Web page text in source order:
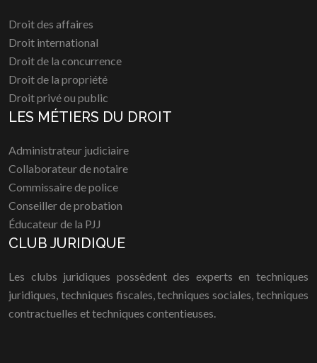
Droit des affaires
Droit international
Droit de la concurrence
Droit de la propriété
Droit privé ou public
LES MÉTIERS DU DROIT
Administrateur judiciaire
Collaborateur de notaire
Commissaire de police
Conseiller de probation
Éducateur de la PJJ
CLUB JURIDIQUE
Les clubs juridiques possèdent des experts en techniques
juridiques, techniques fiscales, techniques sociales, techniques
contractuelles et techniques contentieuses.